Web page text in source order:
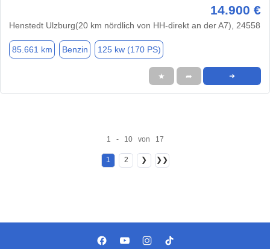
14.900 €
Henstedt Ulzburg(20 km nördlich von HH-direkt an der A7), 24558
85.661 km Benzin 125 kw (170 PS)
★ ➦ ➜
1 - 10 von 17
1 2 ❯ ❯❯